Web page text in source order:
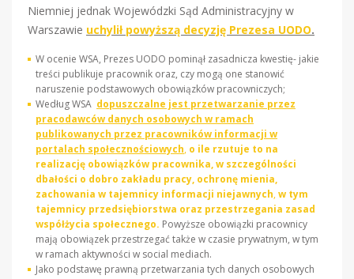
Niemniej jednak Wojewódzki Sąd Administracyjny w
Warszawie uchylił powyższą decyzję Prezesa UODO.
W ocenie WSA, Prezes UODO pominął zasadnicza kwestię- jakie
treści publikuje pracownik oraz, czy mogą one stanowić
naruszenie podstawowych obowiązków pracowniczych;
Według WSA dopuszczalne jest przetwarzanie przez
pracodawców danych osobowych w ramach
publikowanych przez pracowników informacji w
portalach społecznościowych, o ile rzutuje to na
realizację obowiązków pracownika, w szczególności
dbałości o dobro zakładu pracy, ochronę mienia,
zachowania w tajemnicy informacji niejawnych,w tym
tajemnicy przedsiębiorstwa oraz przestrzegania zasad
współżycia społecznego. Powyższe obowiązki pracownicy
mają obowiązek przestrzegać także w czasie prywatnym, w tym
w ramach aktywności w social mediach.
Jako podstawę prawną przetwarzania tych danych osobowych